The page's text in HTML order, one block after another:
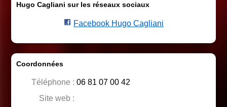
Hugo Cagliani sur les réseaux sociaux
Facebook Hugo Cagliani
Coordonnées
Téléphone : 06 81 07 00 42
Site web :